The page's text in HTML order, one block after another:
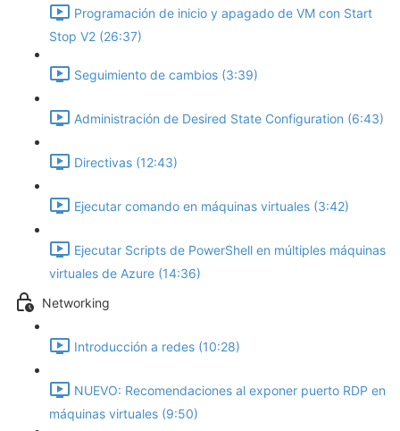
Programación de inicio y apagado de VM con Start
Stop V2 (26:37)
Seguimiento de cambios (3:39)
Administración de Desired State Configuration (6:43)
Directivas (12:43)
Ejecutar comando en máquinas virtuales (3:42)
Ejecutar Scripts de PowerShell en múltiples máquinas
virtuales de Azure (14:36)
Networking
Introducción a redes (10:28)
NUEVO: Recomendaciones al exponer puerto RDP en
máquinas virtuales (9:50)